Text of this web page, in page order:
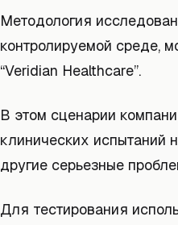
Методология
контролируемой среде,
“Veridian Healthcare”.
В этом сценарии
клинических испытаний
другие серьезные
Для тестирования